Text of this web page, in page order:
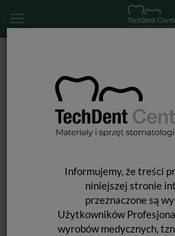
Informujemy, że treści
niniejszej stronie
przeznaczone są
Użytkowników
wyrobów medycznych,
SYSTEMY WIĄŻĄCE
OptiBond